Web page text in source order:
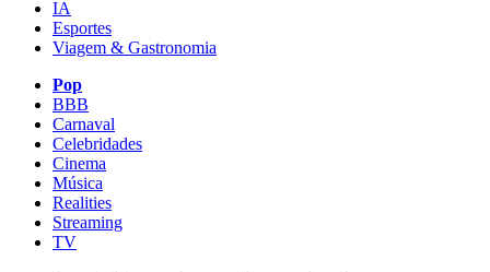
IA
Esportes
Viagem & Gastronomia
Pop
BBB
Carnaval
Celebridades
Cinema
Música
Realities
Streaming
TV